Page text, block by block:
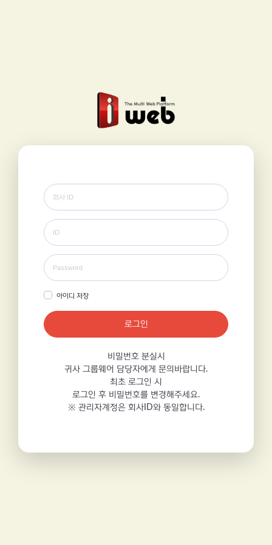
아이디 저장
로그인
비밀번호 분실시
귀사 그룹웨어 담당자에게 문의바랍니다.
최초 로그인 시
로그인 후 비밀번호를 변경해주세요.
※ 관리자계정은 회사ID와 동일합니다.